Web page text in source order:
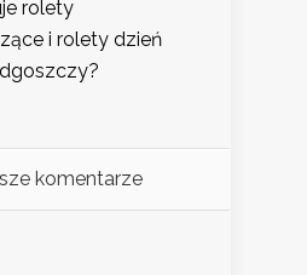
rolety
i rolety dzień
komentarze